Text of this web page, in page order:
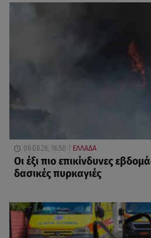
06.08.26, 16:50 ΕΛΛΑΔΑ
Οι έξι πιο επικίνδυνες
δασικές πυρκαγιές